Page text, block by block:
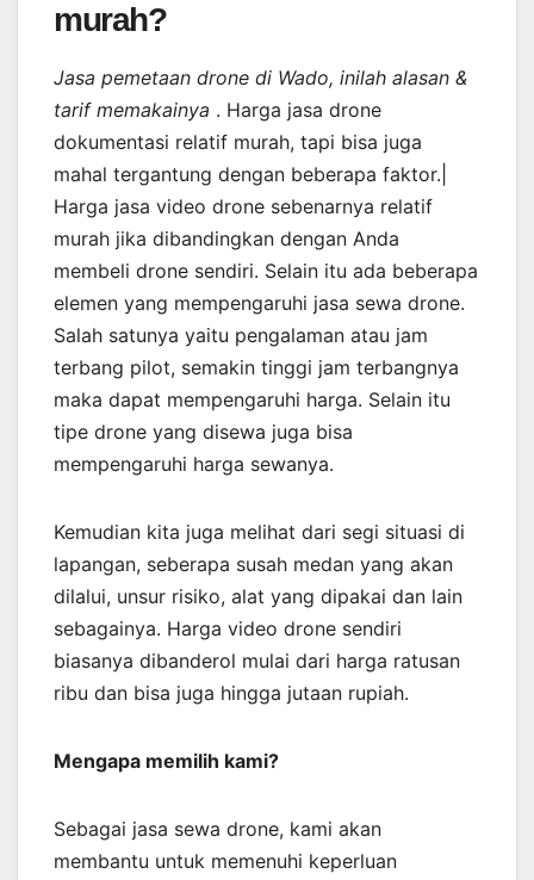
murah?
Jasa pemetaan drone di Wado, inilah alasan &
tarif memakainya . Harga jasa drone
dokumentasi relatif murah, tapi bisa juga
mahal tergantung dengan beberapa faktor.|
Harga jasa video drone sebenarnya relatif
murah jika dibandingkan dengan Anda
membeli drone sendiri. Selain itu ada beberapa
elemen yang mempengaruhi jasa sewa drone.
Salah satunya yaitu pengalaman atau jam
terbang pilot, semakin tinggi jam terbangnya
maka dapat mempengaruhi harga. Selain itu
tipe drone yang disewa juga bisa
mempengaruhi harga sewanya.
Kemudian kita juga melihat dari segi situasi di
lapangan, seberapa susah medan yang akan
dilalui, unsur risiko, alat yang dipakai dan lain
sebagainya. Harga video drone sendiri
biasanya dibanderol mulai dari harga ratusan
ribu dan bisa juga hingga jutaan rupiah.
Mengapa memilih kami?
Sebagai jasa sewa drone, kami akan
membantu untuk memenuhi keperluan